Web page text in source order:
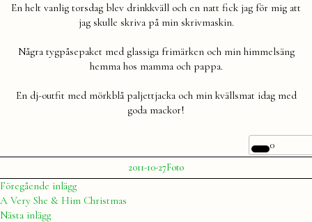
En helt vanlig torsdag blev drinkkväll och en natt fick jag för mig att
jag skulle skriva på min skrivmaskin.
Några tygpåsepaket med glassiga frimärken och min himmelsäng
hemma hos mamma och pappa.
En dj-outfit med mörkblå paljettjacka och min kvällsmat idag med
goda mackor!
0
Publicerat
av
Julia
2011-10-27Publicerat
i
Foto
Inläggsnavigering
Föregående inläggFöregående
inlägg:
A Very She & Him Christmas
Nästa inläggNästa